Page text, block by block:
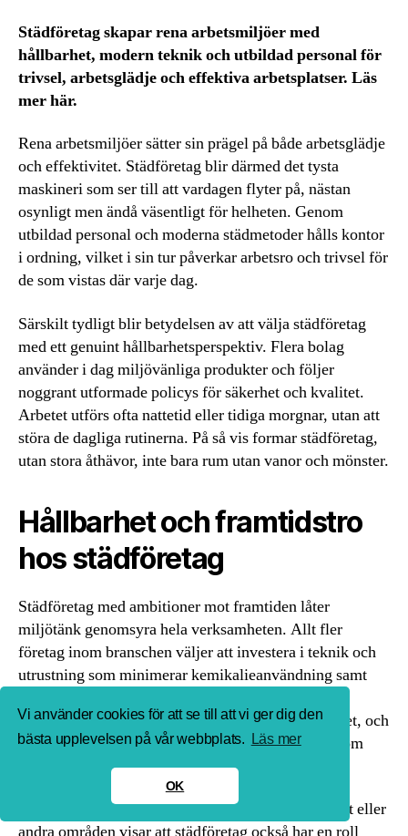
Vi använder cookies för att se till att vi ger dig den
bästa upplevelsen på vår webbplats.
Läs mer
OK
Städföretag skapar rena arbetsmiljöer med
hållbarhet, modern teknik och utbildad personal för
trivsel, arbetsglädje och effektiva arbetsplatser. Läs
mer här.
Rena arbetsmiljöer sätter sin prägel på både arbetsglädje
och effektivitet. Städföretag blir därmed det tysta
maskineri som ser till att vardagen flyter på, nästan
osynligt men ändå väsentligt för helheten. Genom
utbildad personal och moderna städmetoder hålls kontor
i ordning, vilket i sin tur påverkar arbetsro och trivsel för
de som vistas där varje dag.
Särskilt tydligt blir betydelsen av att välja städföretag
med ett genuint hållbarhetsperspektiv. Flera bolag
använder i dag miljövänliga produkter och följer
noggrant utformade policys för säkerhet och kvalitet.
Arbetet utförs ofta nattetid eller tidiga morgnar, utan att
störa de dagliga rutinerna. På så vis formar städföretag,
utan stora åthävor, inte bara rum utan vanor och mönster.
Hållbarhet och framtidstro
hos städföretag
Städföretag med ambitioner mot framtiden låter
miljötänk genomsyra hela verksamheten. Allt fler
företag inom branschen väljer att investera i teknik och
utrustning som minimerar kemikalieanvändning samt
löpande för att garantera såväl kvalitet som säkerhet, och
det är inte ovanligt med kvalitetsledningssystem som
stödjer ansvarsfulla arbetsmetoder.
Samarbeten med externa organisationer inom idrott eller